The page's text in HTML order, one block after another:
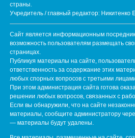
страны.
Учредитель / главный редактор: Никитенко
Сайт является информационным
возможность пользователям размещать
страницах.
Публикуя материалы на сайте,
ответственность за содержание этих
любых спорных вопросов с третьими
При этом администрация сайта готова
решении любых вопросов, связанных с
Если вы обнаружили, что на сайте
материалы, сообщите администратору
— материалы будут удалены.